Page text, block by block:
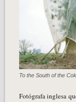
To the South of the
Fotógrafa inglesa